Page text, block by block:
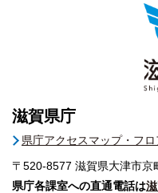
滋賀県庁
県庁アクセスマップ・フ
〒520-8577 滋賀県大津市京
県庁各課室への直通電話は